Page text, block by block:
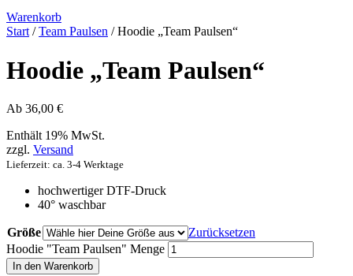
Warenkorb
Start /Team Paulsen / Hoodie „Team Paulsen“
Hoodie „Team Paulsen“
Ab 36,00 €
Enthält 19% MwSt.
zzgl. Versand
Lieferzeit: ca. 3-4 Werktage
hochwertiger DTF-Druck
40° waschbar
Größe
Zurücksetzen
Hoodie "Team Paulsen" Menge
In den Warenkorb